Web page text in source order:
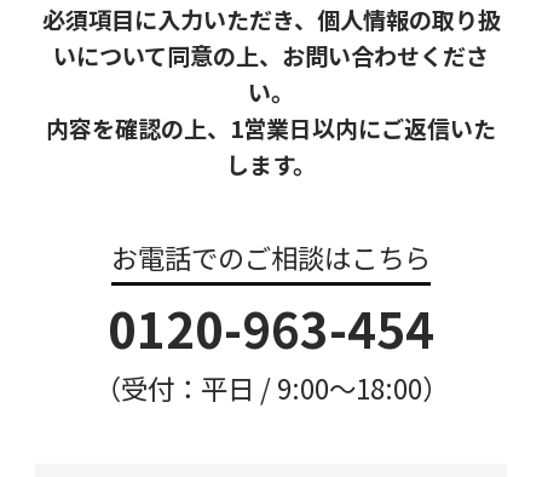
必須項目に入力いただき、個人情報の取り扱
いについて同意の上、お問い合わせくださ
い。
内容を確認の上、1営業日以内にご返信いた
します。
お電話でのご相談はこちら
0120-963-454
（受付：平日 / 9:00〜18:00）